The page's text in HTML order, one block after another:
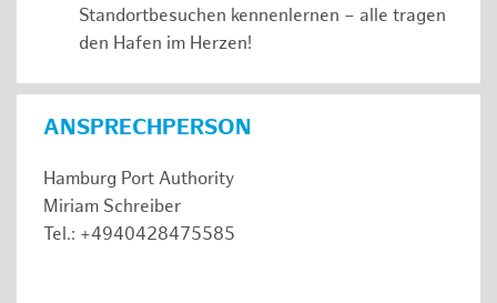
Standortbesuchen kennenlernen – alle tragen
den Hafen im Herzen!
ANSPRECHPERSON
Hamburg Port Authority
Miriam Schreiber
Tel.: +4940428475585